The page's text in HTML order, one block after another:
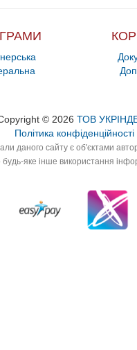
© 2026 ТОВ
Політика конфіденційності
даного сайту є об'єктами
яке інше використання